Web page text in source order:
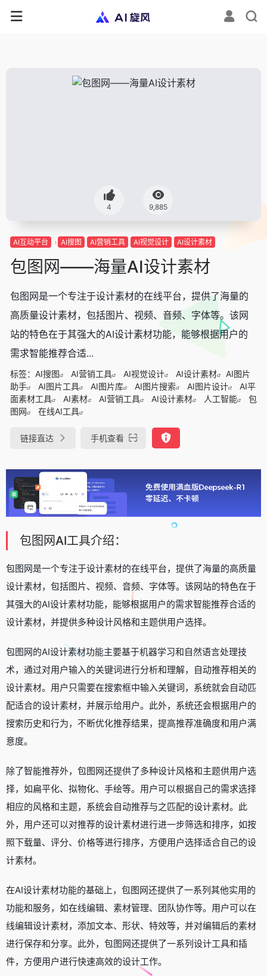
4 9,885
AI互动平台 AI搜图 AI营销工具 AI视觉设计 AI设计素材
包图网——海量AI设计素材
包图网是一个专注于设计素材的在线平台，提供了海量的
高质量设计素材，包括图片、视频、音频、字体等。该网
站的特色在于其强大的AI设计素材功能，能够根据用户的
需求智能推荐合适...
标签： AI搜图 AI营销工具 AI视觉设计 AI设计素材
AI图片
助手
AI图片工具 AI图片库 AI图片搜索 AI图片设计
AI平
面素材工具
AI素材 AI营销工具 AI设计素材 人工智能
包
图网
在线AI工具
链接直达 手机查看
包图网AI工具介绍：
包图网是一个专注于设计素材的在线平台，提供了海量的高质量
设计素材，包括图片、视频、音频、字体等。该网站的特色在于
其强大的AI设计素材功能，能够根据用户的需求智能推荐合适的
设计素材，并提供多种设计风格和主题供用户选择。
包图网的AI设计素材功能主要基于机器学习和自然语言处理技
术，通过对用户输入的关键词进行分析和理解，自动推荐相关的
设计素材。用户只需要在搜索框中输入关键词，系统就会自动匹
配适合的设计素材，并展示给用户。此外，系统还会根据用户的
搜索历史和行为，不断优化推荐结果，提高推荐准确度和用户满
意度。
除了智能推荐外，包图网还提供了多种设计风格和主题供用户选
择，如扁平化、拟物化、手绘等。用户可以根据自己的需求选择
相应的风格和主题，系统会自动推荐与之匹配的设计素材。此
外，用户还可以对推荐的设计素材进行进一步筛选和排序，如按
照下载量、评分、价格等进行排序，方便用户选择适合自己的设
计素材。
在AI设计素材功能的基础上，包图网还提供了一系列其他实用的
功能和服务，如在线编辑、素材管理、团队协作等。用户可以在
线编辑设计素材，添加文本、形状、特效等，并对编辑后的素材
进行保存和分享。此外，包图网还提供了一系列设计工具和插
件，方便用户进行快速高效的设计工作。